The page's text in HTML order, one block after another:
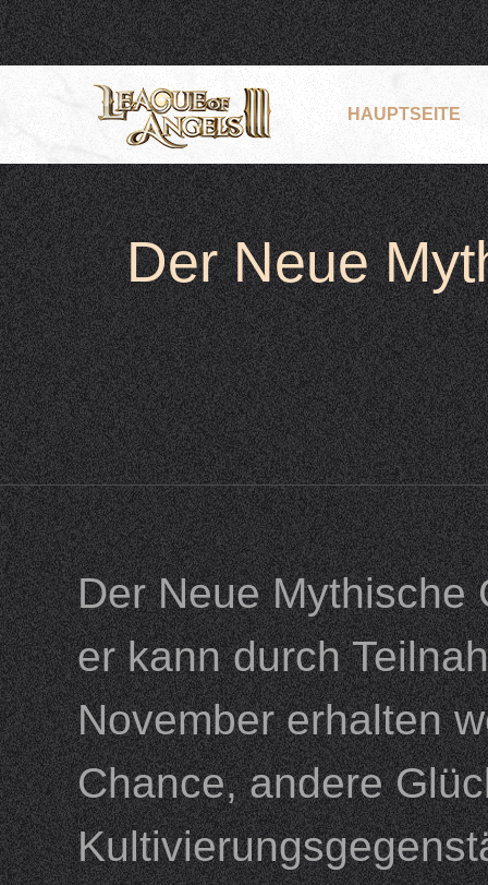
HAUPTSEITE
Der Neue
Der Neue Mythische
er kann durch
November erhalten
Chance, andere